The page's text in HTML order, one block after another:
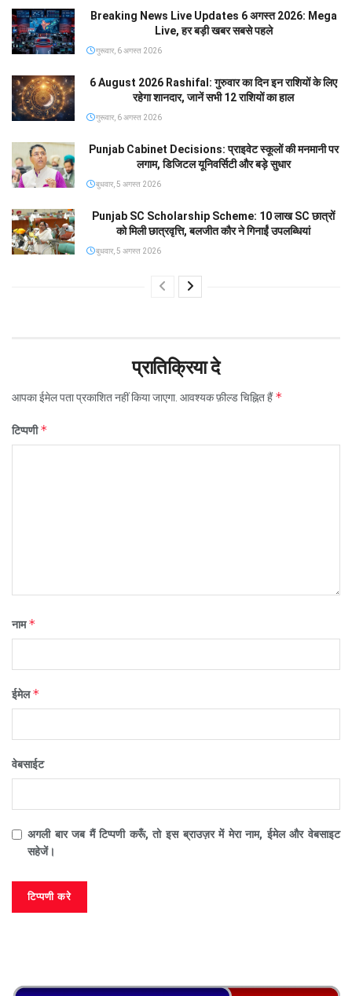
Breaking News Live Updates 6 अगस्त 2026: Mega
Live, हर बड़ी खबर सबसे पहले
गुरूवार, 6 अगस्त 2026
6 August 2026 Rashifal: गुरुवार का दिन इन राशियों के लिए
रहेगा शानदार, जानें सभी 12 राशियों का हाल
गुरूवार, 6 अगस्त 2026
Punjab Cabinet Decisions: प्राइवेट स्कूलों की मनमानी पर
लगाम, डिजिटल यूनिवर्सिटी और बड़े सुधार
बुधवार, 5 अगस्त 2026
Punjab SC Scholarship Scheme: 10 लाख SC छात्रों
को मिली छात्रवृत्ति, बलजीत कौर ने गिनाईं उपलब्धियां
बुधवार, 5 अगस्त 2026
प्रातिक्रिया दे
आपका ईमेल पता प्रकाशित नहीं किया जाएगा. आवश्यक फ़ील्ड चिह्नित हैं*
टिप्पणी*
नाम*
ईमेल*
वेबसाईट
अगली बार जब मैं टिप्पणी करूँ, तो इस ब्राउज़र में मेरा नाम, ईमेल और वेबसाइट
सहेजें।